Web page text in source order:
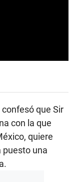
que Sir
con la que
quiere
puesto una